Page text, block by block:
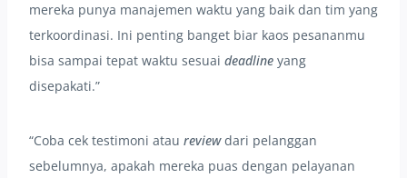
mereka punya manajemen waktu yang baik dan tim yang
terkoordinasi. Ini penting banget biar kaos pesananmu
bisa sampai tepat waktu sesuai deadline yang
disepakati.”
“Coba cek testimoni atau reviewdari pelanggan
sebelumnya, apakah mereka puas dengan pelayanan